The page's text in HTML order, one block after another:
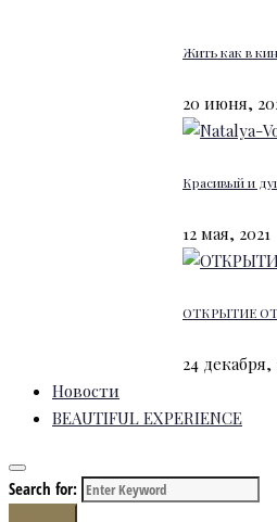
Жить как в
20 июня,
Красивый и
12 мая, 2021
ОТКРЫТИЕ
24 декабря,
Новости
BEAUTIFUL EXPERIENCE
Search for: